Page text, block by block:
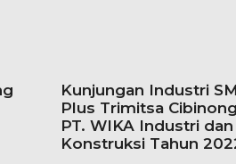
Kunjungan Industri
Plus Trimitsa
PT. WIKA Industri dan
Konstruksi Tahun